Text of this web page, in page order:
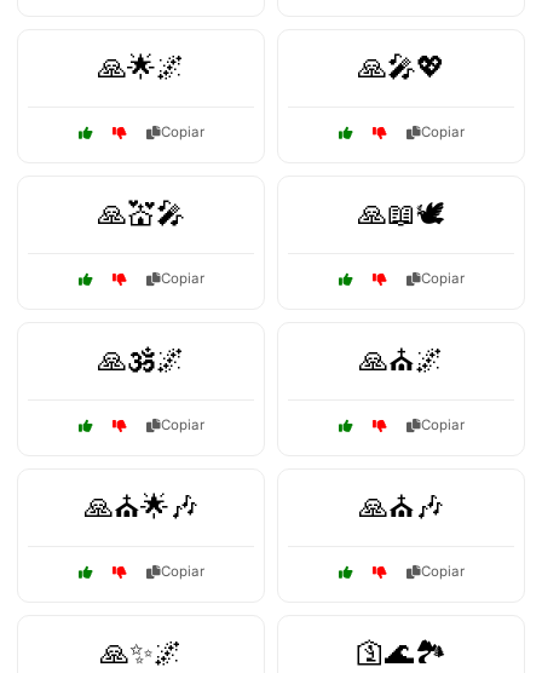
🙏🌟🌌
Copiar
🙏🎤💖
Copiar
🙏💒🎤
Copiar
🙏📖🕊️
Copiar
🙏🕉️🌌
Copiar
🙏⛪🌌
Copiar
🙏⛪🌟🎶
Copiar
🙏⛪🎶
Copiar
🙏✨🌌 🛐🌊🏞️